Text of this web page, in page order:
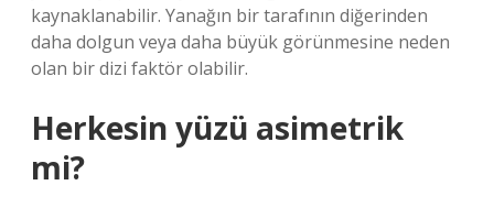
kaynaklanabilir. Yanağın bir tarafının diğerinden
daha dolgun veya daha büyük görünmesine neden
olan bir dizi faktör olabilir.
Herkesin yüzü asimetrik
mi?